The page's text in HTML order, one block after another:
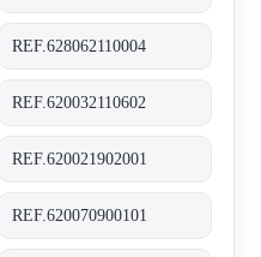
REF.628062110004
REF.620032110602
REF.620021902001
REF.620070900101